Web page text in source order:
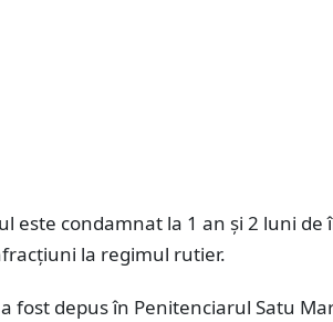
este condamnat la 1 an și 2 luni
la regimul rutier.
fost depus în Penitenciarul Satu